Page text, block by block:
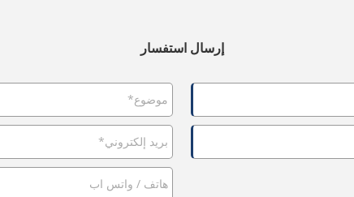
إرسال استفسار